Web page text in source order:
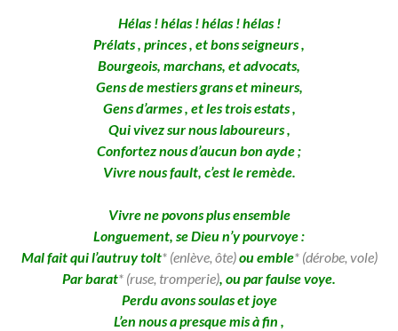
Hélas ! hélas ! hélas ! hélas !
Prélats , princes , et bons seigneurs ,
Bourgeois, marchans, et advocats,
Gens de mestiers grans et mineurs,
Gens d’armes , et les trois estats ,
Qui vivez sur nous laboureurs ,
Confortez nous d’aucun bon ayde ;
Vivre nous fault, c’est le remède.
Vivre ne povons plus ensemble
Longuement, se Dieu n’y pourvoye :
Mal fait qui l’autruy tolt* (enlève, ôte)ou emble* (dérobe, vole)
Par barat* (ruse, tromperie), ou par faulse voye.
Perdu avons soulas et joye
L’en nous a presque mis à fin ,